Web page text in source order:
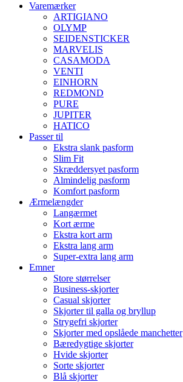
Varemærker
ARTIGIANO
OLYMP
SEIDENSTICKER
MARVELIS
CASAMODA
VENTI
EINHORN
REDMOND
PURE
JUPITER
HATICO
Passer til
Ekstra slank pasform
Slim Fit
Skræddersyet pasform
Almindelig pasform
Komfort pasform
Ærmelængder
Langærmet
Kort ærme
Ekstra kort arm
Ekstra lang arm
Super-extra lang arm
Emner
Store størrelser
Business-skjorter
Casual skjorter
Skjorter til galla og bryllup
Strygefri skjorter
Skjorter med opslåede manchetter
Bæredygtige skjorter
Hvide skjorter
Sorte skjorter
Blå skjorter